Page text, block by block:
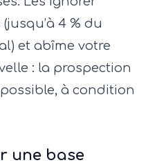
4 % du
et abîme votre
: la prospection
à condition
une base